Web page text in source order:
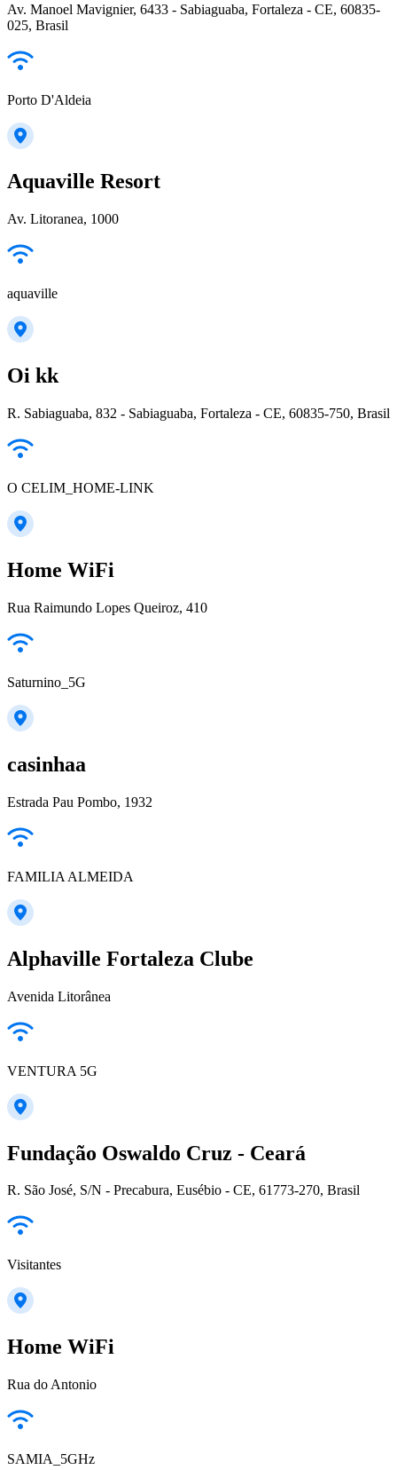
Av. Manoel Mavignier, 6433 - Sabiaguaba, Fortaleza - CE, 60835-
025, Brasil
Porto D'Aldeia
Aquaville Resort
Av. Litoranea, 1000
aquaville
Oi kk
R. Sabiaguaba, 832 - Sabiaguaba, Fortaleza - CE, 60835-750, Brasil
O CELIM_HOME-LINK
Home WiFi
Rua Raimundo Lopes Queiroz, 410
Saturnino_5G
casinhaa
Estrada Pau Pombo, 1932
FAMILIA ALMEIDA
Alphaville Fortaleza Clube
Avenida Litorânea
VENTURA 5G
Fundação Oswaldo Cruz - Ceará
R. São José, S/N - Precabura, Eusébio - CE, 61773-270, Brasil
Visitantes
Home WiFi
Rua do Antonio
SAMIA_5GHz